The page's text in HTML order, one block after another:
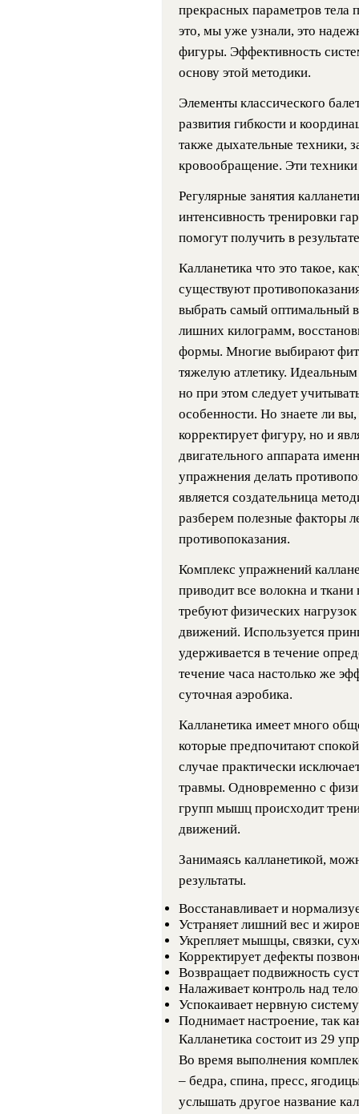
прекрасных параметров тела
это, мы уже узнали, это
фигуры. Эффективность
основу этой методики.
Элементы классического
развития гибкости и
также дыхательные техники,
кровообращение. Эти
Регулярные занятия
интенсивность тренировки
помогут получить в
Калланетика что это такое,
существуют
выбрать самый оптимальный
лишних килограмм,
формы. Многие выбирают
тяжелую атлетику.
но при этом следует
особенности. Но знаете ли
корректирует фигуру, но и
двигательного аппарата
упражнения делать
является создательница
разберем полезные факторы
противопоказания.
Комплекс упражнений
приводит все волокна и
требуют физических
движений. Используется
удерживается в течение
течение часа настолько же
суточная аэробика.
Калланетика имеет много
которые предпочитают
случае практически
травмы. Одновременно с
групп мышц происходит
движений.
Занимаясь калланетикой,
результаты.
Восстанавливает и
Устраняет лишний вес и
Укрепляет мышцы, связки,
Корректирует дефекты
Возвращает подвижность
Налаживает контроль над
Успокаивает нервную
Поднимает настроение, так
Калланетика состоит из 29
Во время выполнения
– бедра, спина, пресс,
услышать другое название